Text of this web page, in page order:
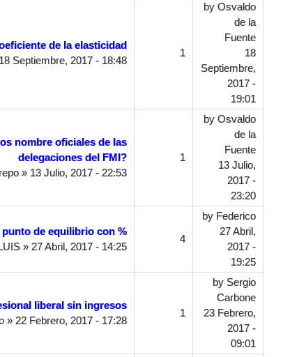
de la elasticidad
Septiembre, 2017 - 18:48
1
by Osvaldo
de la
Fuente
18
Septiembre,
2017 -
19:01
nombre oficiales de las
delegaciones del FMI?
» 13 Julio, 2017 - 22:53
1
by Osvaldo
de la
Fuente
13 Julio,
2017 -
23:20
punto de equilibrio con %
» 27 Abril, 2017 - 14:25
4
by Federico
27 Abril,
2017 -
19:25
liberal sin ingresos
» 22 Febrero, 2017 - 17:28
1
by Sergio
Carbone
23 Febrero,
2017 -
09:01